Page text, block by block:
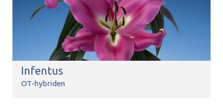
Infentus
OT-hybriden